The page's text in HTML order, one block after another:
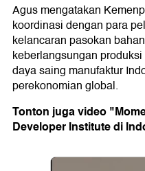
Agus mengatakan
koordinasi dengan para
kelancaran pasokan
keberlangsungan
daya saing manufaktur
perekonomian global.
Tonton juga video
Developer Institute di